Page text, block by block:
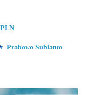
PLN
Prabowo Subianto